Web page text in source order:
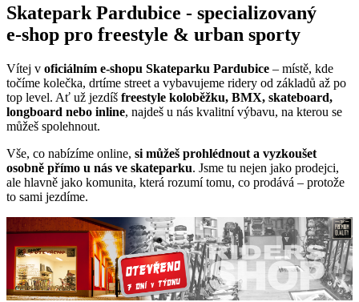
Skatepark Pardubice - specializovaný
e‑shop pro freestyle & urban sporty
Vítej v oficiálním e‑shopu Skateparku Pardubice – místě, kde
točíme kolečka, drtíme street a vybavujeme ridery od základů až po
top level. Ať už jezdíš freestyle koloběžku, BMX, skateboard,
longboard nebo inline, najdeš u nás kvalitní výbavu, na kterou se
můžeš spolehnout.
Vše, co nabízíme online, si můžeš prohlédnout a vyzkoušet
osobně přímo u nás ve skateparku. Jsme tu nejen jako prodejci,
ale hlavně jako komunita, která rozumí tomu, co prodává – protože
to sami jezdíme.